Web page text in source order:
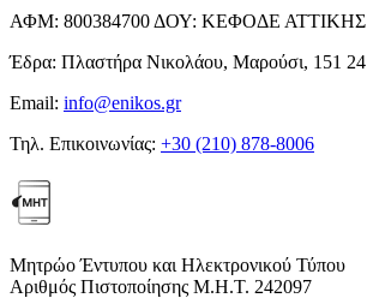
ΑΦΜ: 800384700 ΔΟΥ: ΚΕΦΟΔΕ ΑΤΤΙΚΗΣ
Έδρα: Πλαστήρα Νικολάου, Μαρούσι, 151 24
Email: info@enikos.gr
Τηλ. Επικοινωνίας: +30 (210) 878-8006
Μητρώο Έντυπου και Ηλεκτρονικού Τύπου
Αριθμός Πιστοποίησης Μ.Η.Τ. 242097